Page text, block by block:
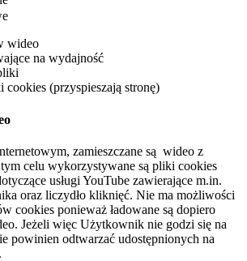
wideo
na wydajność
cookies (przyspieszają stronę)
zamieszczane są wideo z
celu wykorzystywane są pliki cookies
usługi YouTube zawierające m.in.
oraz liczydło kliknięć. Nie ma możliwości
cookies ponieważ ładowane są dopiero
Jeżeli więc Użytkownik nie godzi się na
powinien odtwarzać udostępnionych na